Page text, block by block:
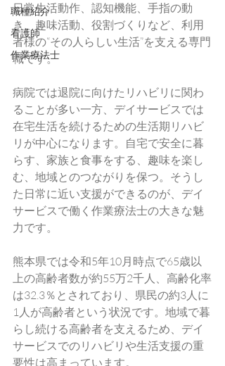
職種紹介
看護師
作業療法士
日常生活動作、認知機能、手指の動
き、趣味活動、役割づくりなど、利用
者様の“その人らしい生活”を支える専門
職です。
病院では退院に向けたリハビリに関わ
ることが多い一方、デイサービスでは
在宅生活を続けるための生活期リハビ
リが中心になります。自宅で安全に暮
らす、家族と食事をする、趣味を楽し
む、地域とのつながりを保つ。そうし
た日常に近い支援ができるのが、デイ
サービスで働く作業療法士の大きな魅
力です。
熊本県では令和5年10月時点で65歳以
上の高齢者数が約55万2千人、高齢化率
は32.3％とされており、県民の約3人に
1人が高齢者という状況です。地域で暮
らし続ける高齢者を支えるため、デイ
サービスでのリハビリや生活支援の重
要性は高まっています。